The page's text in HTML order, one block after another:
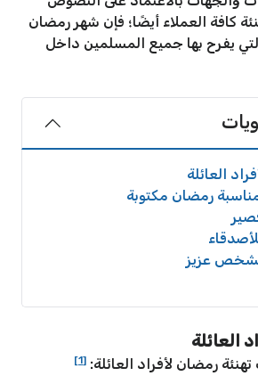
كافة العملاء أيضًا؛ فإن شهر رمضان
يفرح بها جميع المسلمين داخل
العائلة
رمضان مكتوبة
عزيز
العائلة
رمضان لأفراد العائلة: [1]